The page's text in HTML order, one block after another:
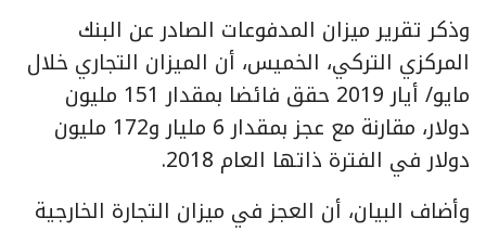
وذكر تقرير ميزان المدفوعات الصادر عن البنك
المركزي التركي، الخميس، أن الميزان التجاري خلال
مايو/ أيار 2019 حقق فائضا بمقدار 151 مليون
دولار، مقارنة مع عجز بمقدار 6 مليار و172 مليون
دولار في الفترة ذاتها العام 2018.
وأضاف البيان، أن العجز في ميزان التجارة الخارجية